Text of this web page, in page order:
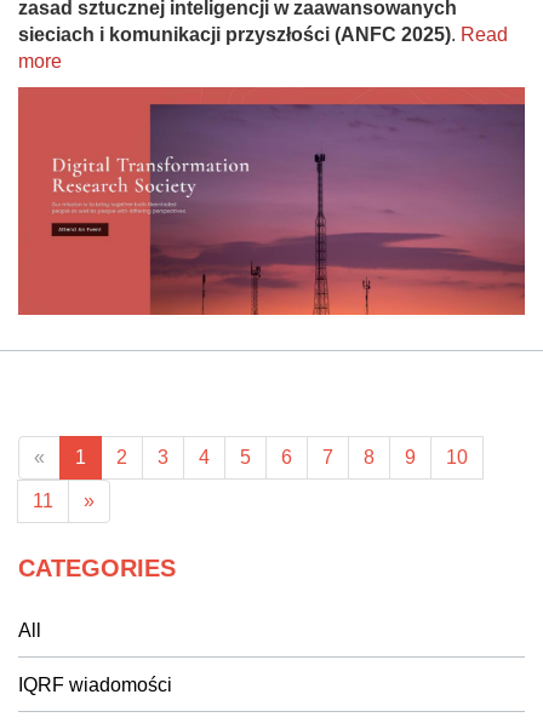
zasad sztucznej inteligencji w zaawansowanych
sieciach i komunikacji przyszłości (ANFC 2025). Read
more
« 1 2 3 4 5 6 7 8 9 10
11 »
CATEGORIES
All
IQRF wiadomości